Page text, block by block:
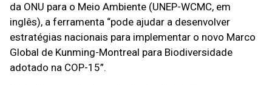
da ONU para o Meio Ambiente (UNEP-WCMC, em
inglês), a ferramenta “pode ajudar a desenvolver
estratégias nacionais para implementar o novo Marco
Global de Kunming-Montreal para Biodiversidade
adotado na COP-15”.